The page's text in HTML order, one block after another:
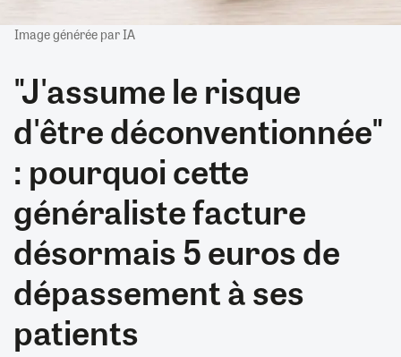
Image générée par IA
"J'assume le risque
d'être déconventionnée"
: pourquoi cette
généraliste facture
désormais 5 euros de
dépassement à ses
patients